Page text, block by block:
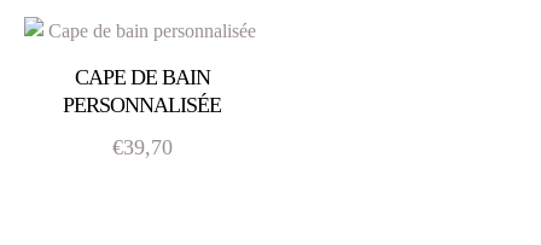
CAPE DE BAIN
PERSONNALISÉE
€39,70